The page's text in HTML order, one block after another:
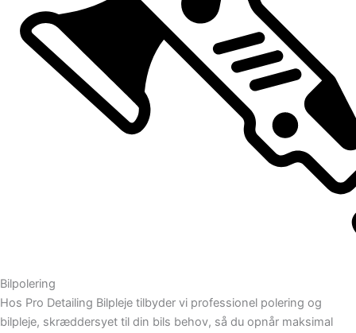
Bilpolering
Hos Pro Detailing Bilpleje tilbyder vi professionel polering og
bilpleje, skræddersyet til din bils behov, så du opnår maksimal